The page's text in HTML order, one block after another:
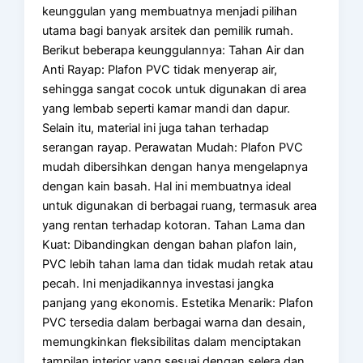
keunggulan yang membuatnya menjadi pilihan
utama bagi banyak arsitek dan pemilik rumah.
Berikut beberapa keunggulannya: Tahan Air dan
Anti Rayap: Plafon PVC tidak menyerap air,
sehingga sangat cocok untuk digunakan di area
yang lembab seperti kamar mandi dan dapur.
Selain itu, material ini juga tahan terhadap
serangan rayap. Perawatan Mudah: Plafon PVC
mudah dibersihkan dengan hanya mengelapnya
dengan kain basah. Hal ini membuatnya ideal
untuk digunakan di berbagai ruang, termasuk area
yang rentan terhadap kotoran. Tahan Lama dan
Kuat: Dibandingkan dengan bahan plafon lain,
PVC lebih tahan lama dan tidak mudah retak atau
pecah. Ini menjadikannya investasi jangka
panjang yang ekonomis. Estetika Menarik: Plafon
PVC tersedia dalam berbagai warna dan desain,
memungkinkan fleksibilitas dalam menciptakan